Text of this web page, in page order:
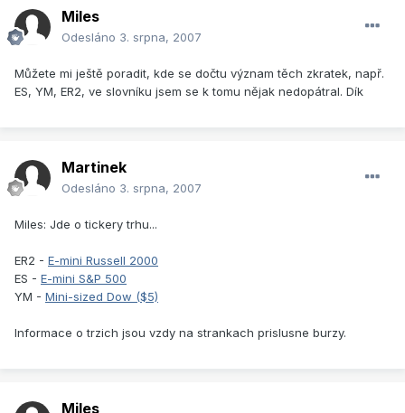
Miles
Odesláno 3. srpna, 2007
Můžete mi ještě poradit, kde se dočtu význam těch zkratek, např.
ES, YM, ER2, ve slovníku jsem se k tomu nějak nedopátral. Dík
Martinek
Odesláno 3. srpna, 2007
Miles: Jde o tickery trhu...
ER2 - E-mini Russell 2000
ES - E-mini S&P 500
YM - Mini-sized Dow ($5)
Informace o trzich jsou vzdy na strankach prislusne burzy.
Miles